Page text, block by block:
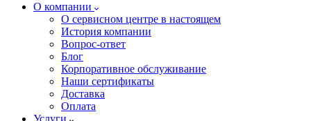
О компании
О сервисном центре в настоящем
История компании
Вопрос-ответ
Блог
Корпоративное обслуживание
Наши сертификаты
Доставка
Оплата
Услуги